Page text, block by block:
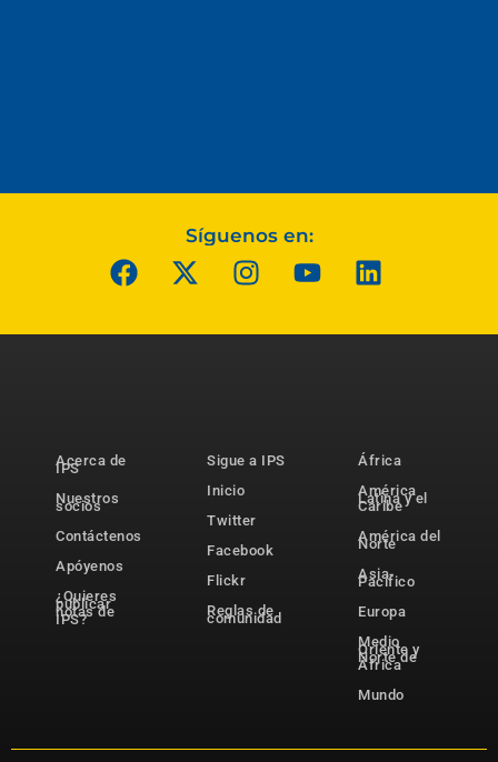
Síguenos en:
Acerca de
IPS
Nuestros
socios
Contáctenos
Apóyenos
¿Quieres
publicar
notas de
IPS?
Sigue a IPS
Inicio
Twitter
Facebook
Flickr
Reglas de
comunidad
África
América
Latina y el
Caribe
América del
Norte
Asia-
Pacífico
Europa
Medio
Oriente y
Norte de
África
Mundo